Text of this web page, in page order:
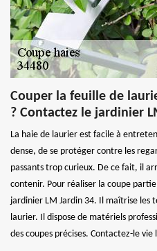
Couper la feuille de
? Contactez le jardinier
La haie de laurier est facile à
dense, de se protéger contre les
passants trop curieux. De ce fait, il
contenir. Pour réaliser la coupe
jardinier LM Jardin 34. Il maîtrise les
laurier. Il dispose de matériels
des coupes précises. Contactez-le vie